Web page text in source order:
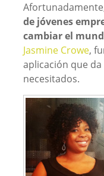
de jóvenes
cambiar el
Jasmine Crowe,
aplicación que
necesitados.